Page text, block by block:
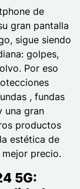
de
gran pantalla
sigue siendo
golpes,
Por eso
, fundas
una gran
productos
estética de
precio.
5G: